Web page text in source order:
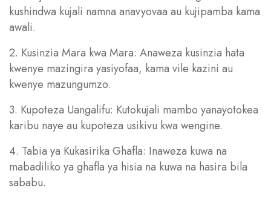
kushindwa kujali namna anavyovaa au kujipamba kama
awali.
2. Kusinzia Mara kwa Mara: Anaweza kusinzia hata
kwenye mazingira yasiyofaa, kama vile kazini au
kwenye mazungumzo.
3. Kupoteza Uangalifu: Kutokujali mambo yanayotokea
karibu naye au kupoteza usikivu kwa wengine.
4. Tabia ya Kukasirika Ghafla: Inaweza kuwa na
mabadiliko ya ghafla ya hisia na kuwa na hasira bila
sababu.